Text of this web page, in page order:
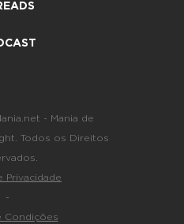
- Mania de
Todos os Direitos
Privacidade
-
Condições